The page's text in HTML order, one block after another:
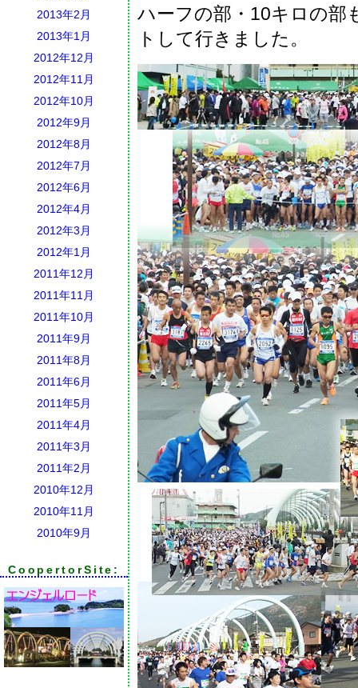
2013年2月
2013年1月
2012年12月
2012年11月
2012年10月
2012年9月
2012年8月
2012年7月
2012年6月
2012年4月
2012年3月
2012年1月
2011年12月
2011年11月
2011年10月
2011年9月
2011年8月
2011年6月
2011年5月
2011年4月
2011年3月
2011年2月
2010年12月
2010年11月
2010年9月
CoopertorSite:
ハーフの部・10キロの部
トして行きました。